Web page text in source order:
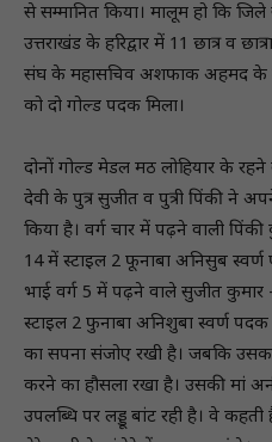
से सम्मानित किया। मालूम हो कि जिले से
उत्तराखंड के हरिद्वार में 11 छात्र व
संघ के महासचिव अशफाक अहमद के
को दो गोल्ड पदक मिला।
दोनों गोल्ड मेडल मठ लोहियार के
देवी के पुत्र सुजीत व पुत्री पिंकी ने
किया है। वर्ग चार में पढ़ने वाली
14 में स्टाइल 2 फूनाबा अनिसुब स्वर्ण
भाई वर्ग 5 में पढ़ने वाले सुजीत
स्टाइल 2 फुनाबा अनिशुबा स्वर्ण
का सपना संजोए रखी है। जबकि
करने का हौसला रखा है। उसकी मां
उपलब्धि पर लड्डू बांट रही है। वे